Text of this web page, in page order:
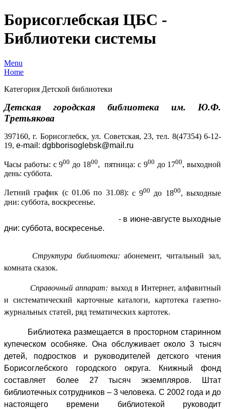
Борисоглебская ЦБС -
Библиотеки системы
Menu
Home
Категория Детской библиотеки
Детская городская библиотека им. Ю.Ф.
Третьякова
397160, г. Борисоглебск, ул. Советская, 23, тел. 8(47354) 6-12-
19, e-mail: dgbborisoglebsk@mail .ru
Часы работы: с 900 до 1800, пятница: с 900 до 1700, выходной
день: суббота.
Летний график (с 01.06 по 31.08): с 900 до 1800, выходные
дни: суббота, воскресенье.
- в июне-августе выходные
дни: суббота, воскресенье.
Структура библиотеки: абонемент, читальный зал,
комната сказок.
Справочный аппарат: выход в Интернет, алфавитный
и систематический карточные каталоги, картотека газетно-
журнальных статей, ряд тематических картотек.
Библиотека размещается в просторном старинном
купеческом особняке. Она обслуживает около 3 тысяч
детей, подростков и руководителей детского чтения
Борисоглебского городского округа. Книжный фонд
составляет более 27 тысяч экземпляров. Штат
библиотечных сотрудников – 3 человека. С 2002 года и до
настоящего времени библиотекой руководит